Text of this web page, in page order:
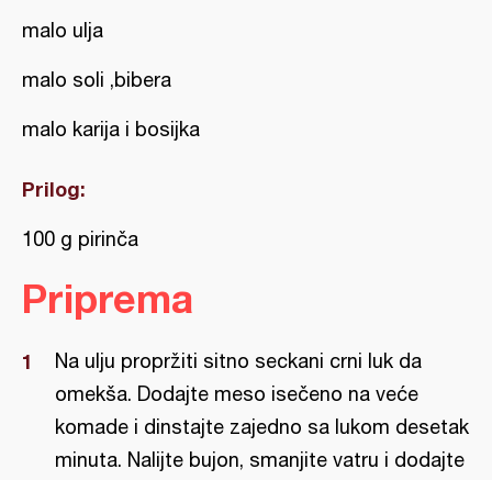
malo ulja
malo soli ,bibera
malo karija i bosijka
Prilog:
100 g pirinča
Priprema
Na ulju propržiti sitno seckani crni luk da
omekša. Dodajte meso isečeno na veće
komade i dinstajte zajedno sa lukom desetak
minuta. Nalijte bujon, smanjite vatru i dodajte